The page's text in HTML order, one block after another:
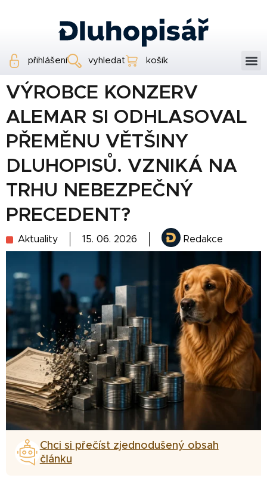
přihlášení vyhledat košík
VÝROBCE KONZERV
ALEMAR SI ODHLASOVAL
PŘEMĚNU VĚTŠINY
DLUHOPISŮ. VZNIKÁ NA
TRHU NEBEZPEČNÝ
PRECEDENT?
Aktuality 15. 06. 2026 Redakce
Chci si přečíst zjednodušený obsah
článku